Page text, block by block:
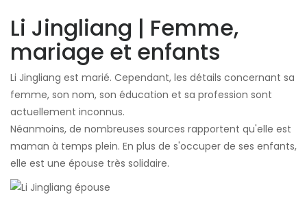
Li Jingliang | Femme,
mariage et enfants
Li Jingliang est marié. Cependant, les détails concernant sa
femme, son nom, son éducation et sa profession sont
actuellement inconnus.
Néanmoins, de nombreuses sources rapportent qu'elle est
maman à temps plein. En plus de s'occuper de ses enfants,
elle est une épouse très solidaire.